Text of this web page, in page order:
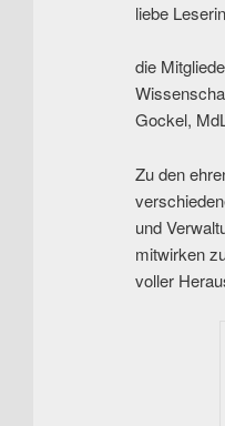
liebe
die
Gockel,
Zu den
und
mitwirken
voller